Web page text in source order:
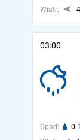
Wiatr:
03:00
Opad: